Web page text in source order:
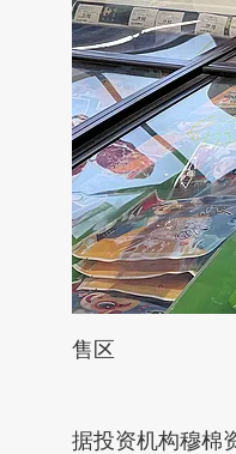
售区
据投资机构穆棉